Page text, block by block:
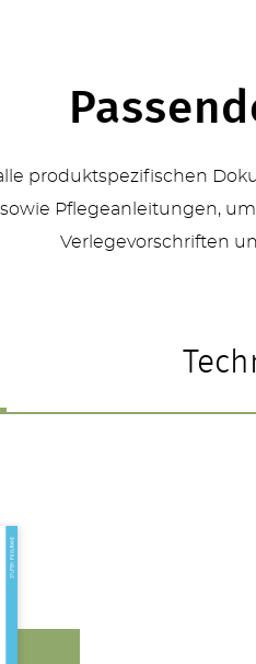
produktspezifischen
Pflegeanleitungen,
Verlegevorschriften